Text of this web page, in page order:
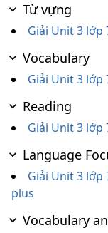
Từ vựng
Giải Unit 3 lớp
Vocabulary
Giải Unit 3 lớp
Reading
Giải Unit 3 lớp
Language
Giải Unit 3 lớp
plus
Vocabulary